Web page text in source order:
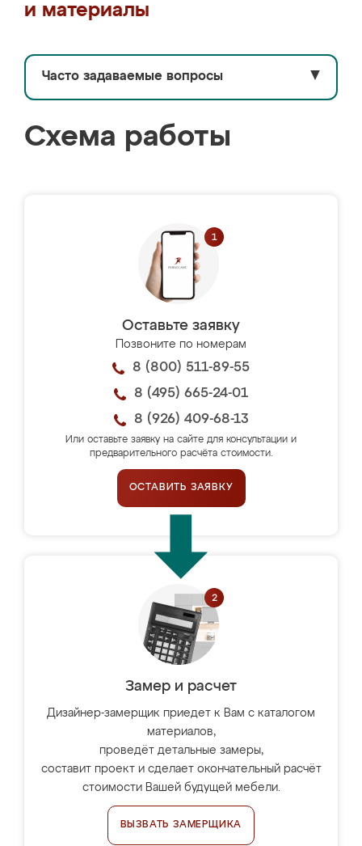
и материалы
Часто задаваемые вопросы ▼
Схема работы
Оставьте заявку
Позвоните по номерам
8 (800) 511-89-55
8 (495) 665-24-01
8 (926) 409-68-13
Или оставьте заявку на сайте для консультации и
предварительного расчёта стоимости.
ОСТАВИТЬ ЗАЯВКУ
Замер и расчет
Дизайнер-замерщик приедет к Вам с каталогом
материалов,
проведёт детальные замеры,
составит проект и сделает окончательный расчёт
стоимости Вашей будущей мебели.
ВЫЗВАТЬ ЗАМЕРЩИКА